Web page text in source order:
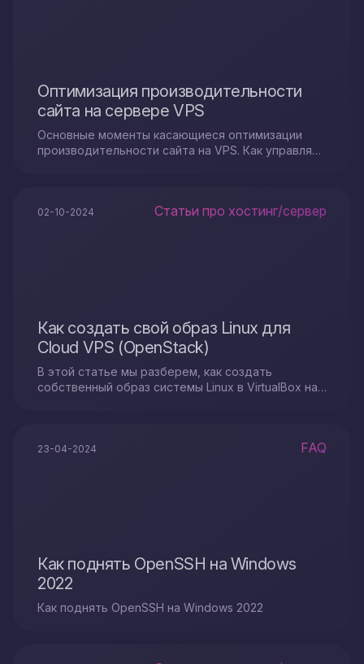
Оптимизация производительности
сайта на сервере VPS
Основные моменты касающиеся оптимизации
производительности сайта на VPS. Как управлять
02-10-2024 Статьи про хостинг/сервер
Как создать свой образ Linux для
Cloud VPS (OpenStack)
В этой статье мы разберем, как создать
собственный образ системы Linux в VirtualBox на
23-04-2024 FAQ
Как поднять OpenSSH на Windows
2022
Как поднять OpenSSH на Windows 2022